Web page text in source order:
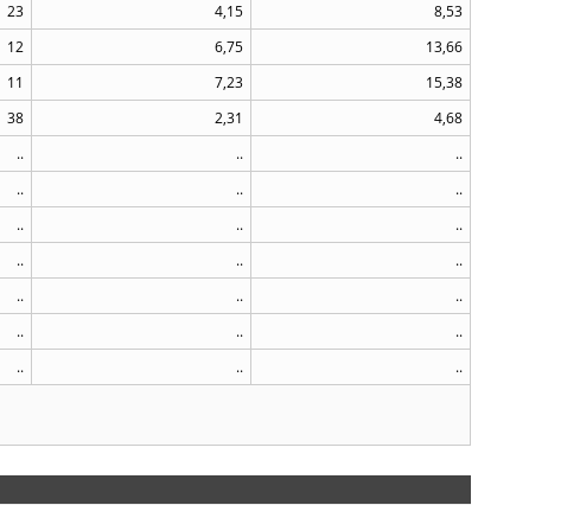
23 4,15
8,53
12 6,75
13,66
11 7,23
15,38
38 2,31
4,68
.. ..
..
.. ..
..
.. ..
..
.. ..
..
.. ..
..
.. ..
..
.. ..
..